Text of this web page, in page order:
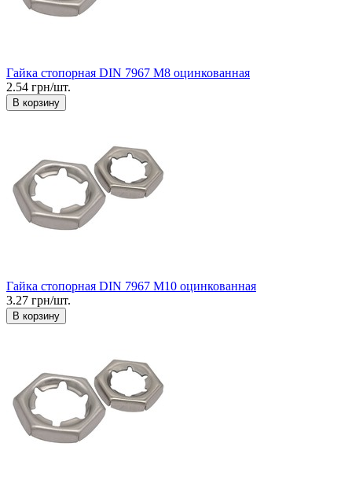
Гайка стопорная DIN 7967 М8 оцинкованная
2.54 грн/шт.
В корзину
Гайка стопорная DIN 7967 М10 оцинкованная
3.27 грн/шт.
В корзину